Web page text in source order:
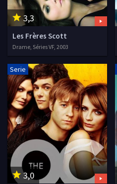
3,3
Les Frères Scott
Drame, Séries VF, 2003
3,0
Serie